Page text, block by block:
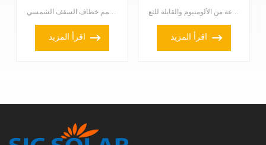
صُمم خطاف السقف الشمسي A2 المزدوج القابل للتعديل للمساعدة في تركيب الألواح الشمسية على الأسطح. يمكن ...
اقرأ المزيد
إذا كنت بصدد تركيب ألواح شمسية، فإن حوامل تثبيت الألواح الشمسية المصنوعة من الألومنيوم والقابلة للتع...
اقرأ المزيد